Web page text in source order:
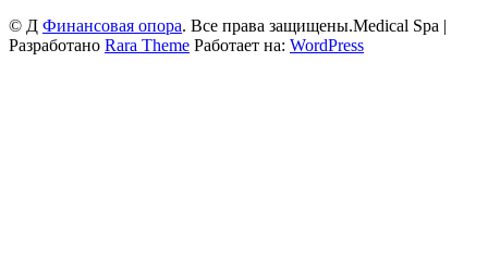
© Д Финансовая опора. Все права защищены.Medical Spa |
Разработано Rara Theme Работает на: WordPress